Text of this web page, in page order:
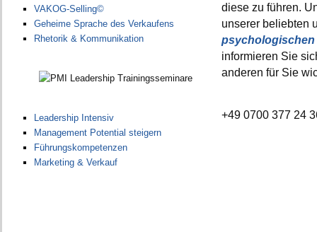
diese zu führen.
unserer beliebten
psychologischen
informieren Sie
anderen für Sie
+49 0700 377 24
VAKOG-Selling©
Geheime Sprache des Verkaufens
Rhetorik & Kommunikation
Leadership Intensiv
Management Potential steigern
Führungskompetenzen
Marketing & Verkauf